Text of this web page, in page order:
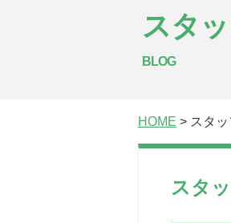
スタ
BLOG
HOME > スタッ
スタ